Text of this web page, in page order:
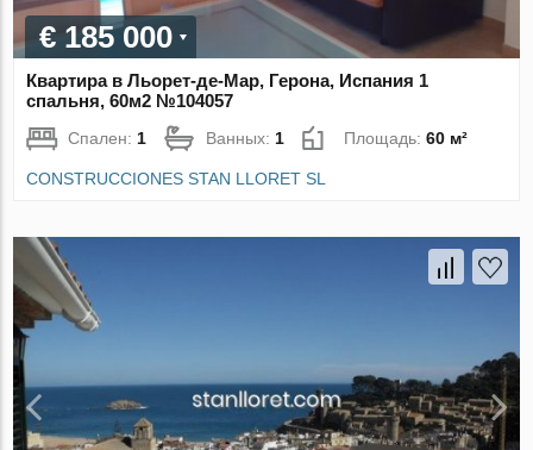
€ 185 000
Квартира в Льорет-де-Мар, Герона, Испания 1
спальня, 60м2 №104057
Спален: 1 Ванных: 1 Площадь:60 м²
CONSTRUCCIONES STAN LLORET SL